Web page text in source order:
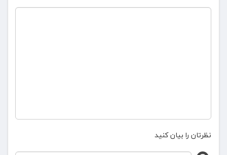
نظرتان را بیان کنید